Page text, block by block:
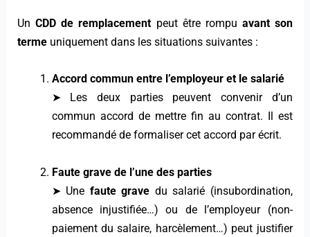
UnCDD de remplacementpeut être rompu avant son
terme uniquement dans les situations suivantes :
Accord commun entre l’employeur et le salarié
➤ Les deux parties peuvent convenir d’un
commun accord de mettre fin au contrat. Il est
recommandé de formaliser cet accord par écrit.
Faute grave de l’une des parties
➤ Une faute grave du salarié (insubordination,
absence injustifiée…) ou de l’employeur (non-
paiement du salaire, harcèlement…) peut justifier